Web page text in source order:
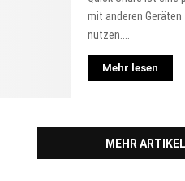
mit anderen
nutzen....
Mehr lesen
MEHR